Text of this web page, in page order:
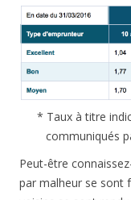
* Taux à titre
communiqués
Peut-être
par malheur se sont